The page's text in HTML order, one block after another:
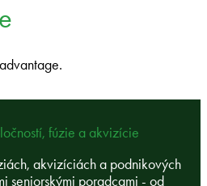
fúzie a akvizície
akvizíciách a podnikových
seniorskými poradcami - od